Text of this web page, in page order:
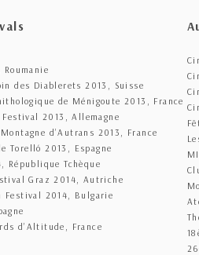
des Diablerets 2013, Suisse
de Ménigoute 2013, France
2013, Allemagne
d’Autrans 2013, France
Torelló 2013, Espagne
Tchèque
Graz 2014, Autriche
2014, Bulgarie
d’Altitude, France